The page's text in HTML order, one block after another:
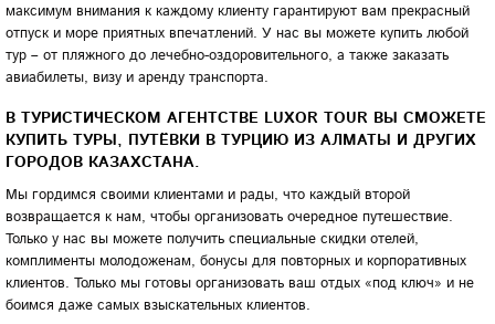
максимум внимания к каждому клиенту гарантируют вам прекрасный
отпуск и море приятных впечатлений. У нас вы можете купить любой
тур – от пляжного до лечебно-оздоровительного, а также заказать
авиабилеты, визу и аренду транспорта.
В ТУРИСТИЧЕСКОМ АГЕНТСТВЕ LUXOR TOUR ВЫ СМОЖЕТЕ
КУПИТЬ ТУРЫ, ПУТЁВКИ В ТУРЦИЮ ИЗ АЛМАТЫ И ДРУГИХ
ГОРОДОВ КАЗАХСТАНА.
Мы гордимся своими клиентами и рады, что каждый второй
возвращается к нам, чтобы организовать очередное путешествие.
Только у нас вы можете получить специальные скидки отелей,
комплименты молодоженам, бонусы для повторных и корпоративных
клиентов. Только мы готовы организовать ваш отдых «под ключ» и не
боимся даже самых взыскательных клиентов.